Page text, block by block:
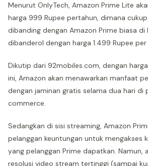
Menurut OnlyTech, Amazon Prime Lite
harga 999 Rupee pertahun, dimana
dibanding dengan Amazon Prime biasa di
dibanderol dengan harga 1.499 Rupee
Dikutip dari 92mobiles.com, dengan
ini, Amazon akan menawarkan manfaat
dengan jaminan gratis selama dua hari
commerce.
Sedangkan di sisi streaming, Amazon
pelanggan keuntungan untuk mengakses
yang pelanggan Prime dapatkan. Namun,
resolusi video stream tertinggi (sampai